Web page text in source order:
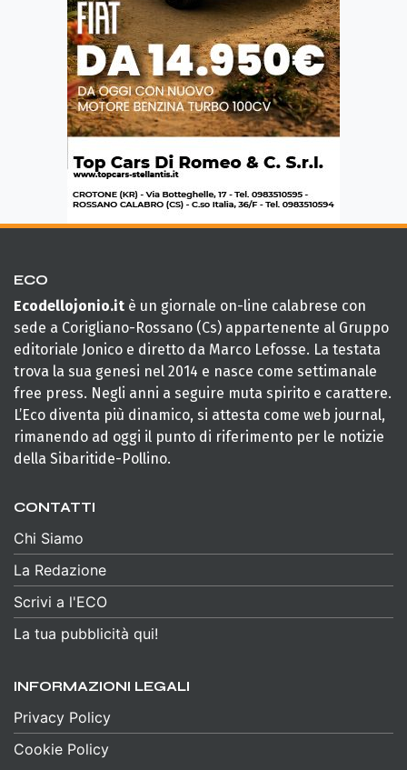
ECO
Ecodellojonio.it è un giornale on-line calabrese con
sede a Corigliano-Rossano (Cs) appartenente al Gruppo
editoriale Jonico e diretto da Marco Lefosse. La testata
trova la sua genesi nel 2014 e nasce come settimanale
free press. Negli anni a seguire muta spirito e carattere.
L’Eco diventa più dinamico, si attesta come web journal,
rimanendo ad oggi il punto di riferimento per le notizie
della Sibaritide-Pollino.
CONTATTI
Chi Siamo
La Redazione
Scrivi a l'ECO
La tua pubblicità qui!
INFORMAZIONI LEGALI
Privacy Policy
Cookie Policy